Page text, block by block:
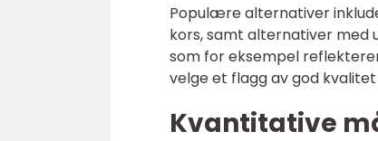
Populære alternativer
kors, samt alternativer med
som for eksempel
velge et flagg av god
Kvantitative